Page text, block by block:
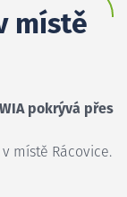
místě
pokrývá přes
místě Rácovice.